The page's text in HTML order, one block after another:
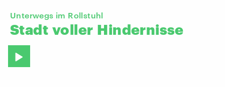
Unterwegs im Rollstuhl
Stadt voller Hindernisse